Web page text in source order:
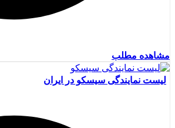
مشاهده مطلب
لیست نمایندگی سیسکو در ایران